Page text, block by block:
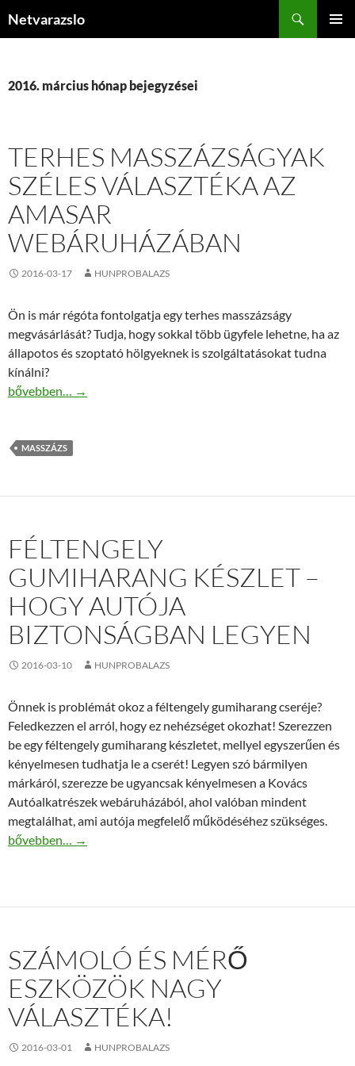
Netvarazslo
2016. március hónap bejegyzései
TERHES MASSZÁZSÁGYAK
SZÉLES VÁLASZTÉKA AZ
AMASAR
WEBÁRUHÁZÁBAN
2016-03-17 HUNPROBALAZS
Ön is már régóta fontolgatja egy terhes masszázságy
megvásárlását? Tudja, hogy sokkal több ügyfele lehetne, ha az
állapotos és szoptató hölgyeknek is szolgáltatásokat tudna
kínálni?
Terhes masszázságyak széles választéka az Amasar
bővebben… →
MASSZÁZS
FÉLTENGELY
GUMIHARANG KÉSZLET –
HOGY AUTÓJA
BIZTONSÁGBAN LEGYEN
2016-03-10 HUNPROBALAZS
Önnek is problémát okoz a féltengely gumiharang cseréje?
Feledkezzen el arról, hogy ez nehézséget okozhat! Szerezzen
be egy féltengely gumiharang készletet, mellyel egyszerűen és
kényelmesen tudhatja le a cserét! Legyen szó bármilyen
márkáról, szerezze be ugyancsak kényelmesen a Kovács
Autóalkatrészek webáruházából, ahol valóban mindent
megtalálhat, ami autója megfelelő működéséhez szükséges.
Féltengely gumiharang készlet – hogy autója biztonságban
bővebben… →
SZÁMOLÓ ÉS MÉRŐ
ESZKÖZÖK NAGY
VÁLASZTÉKA!
2016-03-01 HUNPROBALAZS